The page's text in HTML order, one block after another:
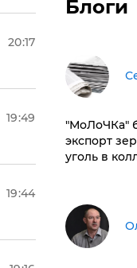
20:17
19:49
19:44
Блоги
​"МоЛоЧКа"
экспорт
уголь в